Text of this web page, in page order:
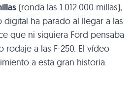
(ronda las 1.012.000 millas),
ha parado al llegar a las
que ni siquiera Ford pensaba
rodaje a las F-250. El vídeo
a esta gran historia.